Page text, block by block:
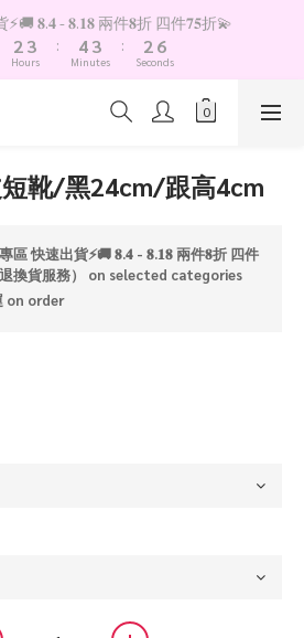
𝟖.𝟒 - 𝟖.𝟏𝟖 兩件𝟖折 四件𝟕𝟓折💫
3
2
1
4
3
2
Hours
:
5
4
3
4
3
2
Minutes
:
3
2
1
6
5
4
2
Seconds
靴/黑24cm/跟高4cm
區 快速出貨⚡️🚚 𝟖.𝟒 - 𝟖.𝟏𝟖 兩件𝟖折 四件
換貨服務） on selected categories
on order